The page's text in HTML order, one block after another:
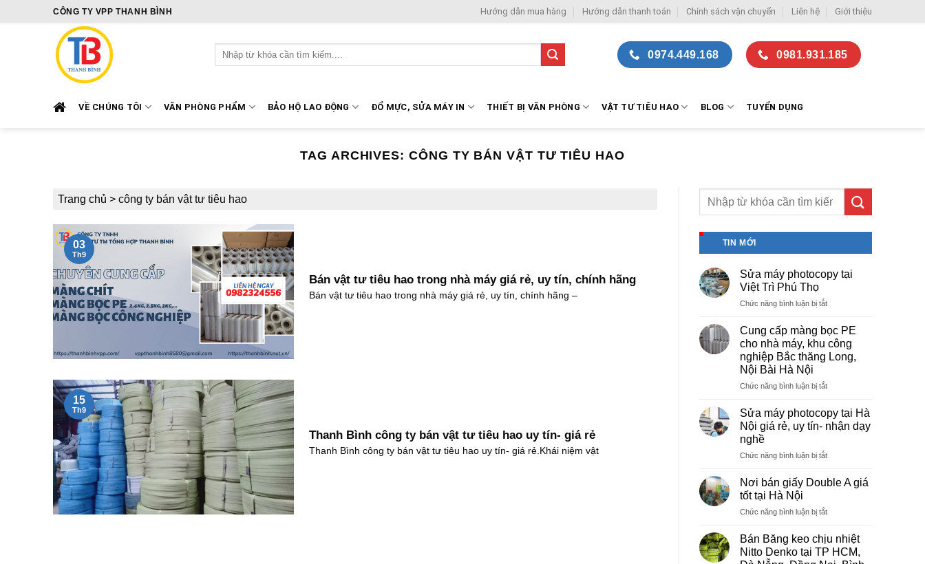
CÔNG TY VPP THANH BÌNH Hướng dẫn mua hàng Hướng dẫn thanh toán Chính sách vận chuyển Liên hệ Giới thiệu
Tìm
kiếm:
0974.449.168 0981.931.185
VỀ CHÚNG TÔI VĂN PHÒNG PHẨM BẢO HỘ LAO ĐỘNG ĐỔ MỰC, SỬA MÁY IN THIẾT BỊ VĂN PHÒNG VẬT TƯ TIÊU HAO BLOG TUYỂN DỤNG
TAG ARCHIVES:CÔNG TY BÁN VẬT TƯ TIÊU HAO
Trang chủ > công ty bán vật tư tiêu hao
Bán vật tư tiêu hao trong nhà máy giá rẻ, uy tín, chính hãng
Bán vật tư tiêu hao trong nhà máy giá rẻ, uy tín, chính hãng –
03
Th9
Thanh Bình công ty bán vật tư tiêu hao uy tín- giá rẻ
Thanh Bình công ty bán vật tư tiêu hao uy tín- giá rẻ.Khái niệm vật
15
Th9
TIN MỚI
Sửa máy photocopy tại
Việt Trì Phú Thọ
Chức năng bình luận bị tắtở
photocopy
tại
Việt
Phú
Cung cấp màng bọc PE
cho nhà máy, khu công
nghiệp Bắc thăng Long,
Nội Bài Hà Nội
Chức năng bình luận bị tắtở
màng
bọc
cho
máy,
nghiệp
thăng
Long,
Nội
Sửa máy photocopy tại Hà
Nội giá rẻ, uy tín- nhận dạy
nghề
Chức năng bình luận bị tắtở
máy
photocopy
Hà
giá
rẻ,
uy
Nơi bán giấy Double A giá
tốt tại Hà Nội
Chức năng bình luận bị tắtở
giấy
Double
Bán Băng keo chịu nhiệt
Nitto Denko tại TP HCM,